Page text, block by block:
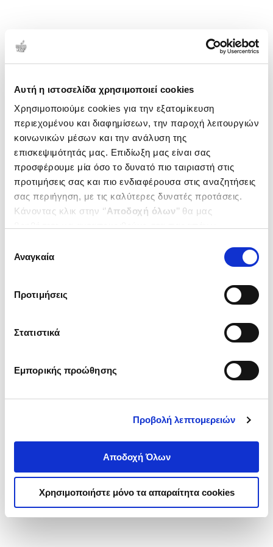
Αυτή η ιστοσελίδα χρησιμοποιεί cookies
Χρησιμοποιούμε cookies για την εξατομίκευση
περιεχομένου και διαφημίσεων, την παροχή λειτουργιών
κοινωνικών μέσων και την ανάλυση της
επισκεψιμότητάς μας. Επιδίωξη μας είναι σας
προσφέρουμε μία όσο το δυνατό πιο ταιριαστή στις
προτιμήσεις σας και πιο ενδιαφέρουσα στις αναζητήσεις
σας περιήγηση, με τις καλύτερες δυνατές προτάσεις.
Κάνοντας κλικ στην ‘’Αποδοχή όλων’’ θα μας
ενδιαφέρουν και να επιλέξετε από τα παρακάτω με την
΄΄και να ενημερωθείτε σχετικά με
συγκατάθεσης
Αναγκαία
Προτιμήσεις
Στατιστικά
Εμπορικής προώθησης
Προβολή λεπτομερειών
Αποδοχή Όλων
Χρησιμοποιήστε μόνο τα απαραίτητα cookies